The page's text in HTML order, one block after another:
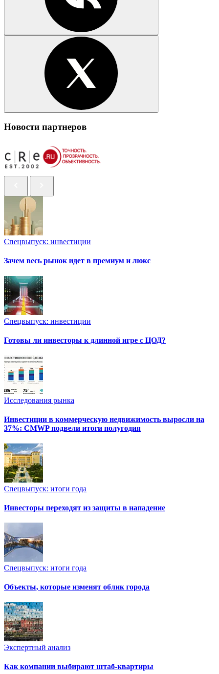
Новости партнеров
Спецвыпуск: инвестиции
Зачем весь рынок идет в премиум и люкс
Спецвыпуск: инвестиции
Готовы ли инвесторы к длинной игре с ЦОД?
Исследования рынка
Инвестиции в коммерческую недвижимость выросли на
37%: CMWP подвели итоги полугодия
Спецвыпуск: итоги года
Инвесторы переходят из защиты в нападение
Спецвыпуск: итоги года
Объекты, которые изменят облик города
Экспертный анализ
Как компании выбирают штаб-квартиры